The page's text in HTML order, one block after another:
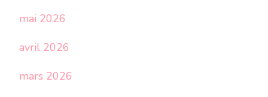
mai 2026
avril 2026
mars 2026